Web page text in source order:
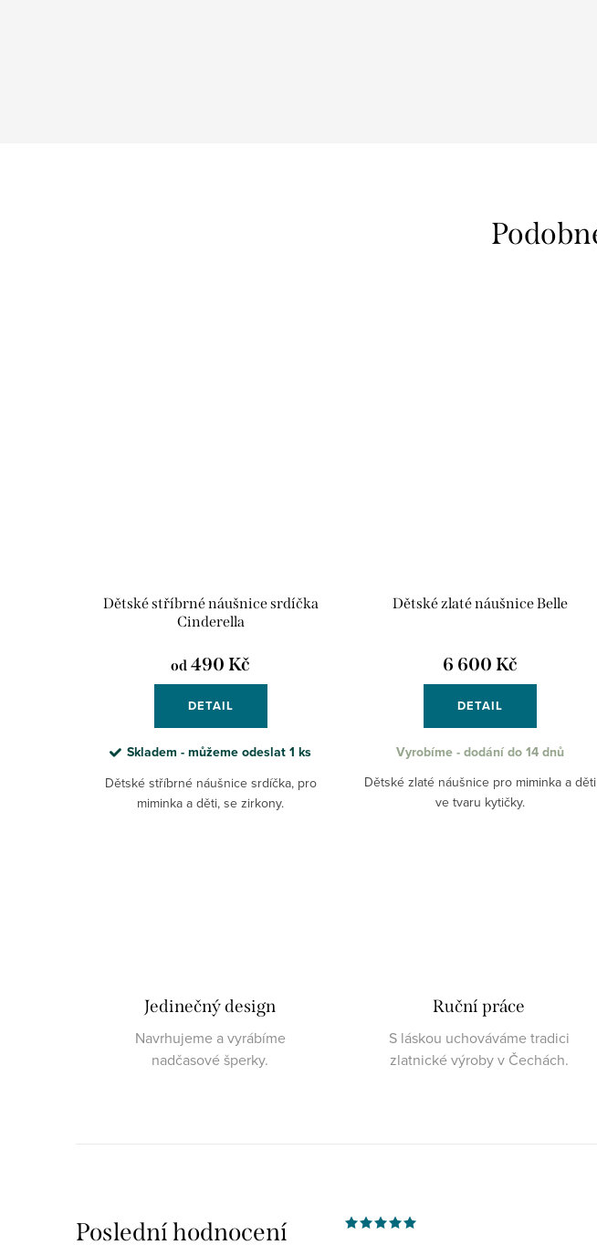
Dětské stříbrné náušnice srdíčka
Cinderella
od 490 Kč
DETAIL
Skladem - můžeme odeslat 1 ks
Dětské stříbrné náušnice srdíčka, pro
miminka a děti, se zirkony.
Dětské zlaté náušnice Belle
6 600 Kč
DETAIL
Vyrobíme - dodání do 14 dnů
Dětské zlaté náušnice pro miminka a děti
ve tvaru kytičky.
Jedinečný design
Navrhujeme a vyrábíme
nadčasové šperky.
Ruční práce
S láskou uchováváme tradici
zlatnické výroby v Čechách.
Poslední hodnocení